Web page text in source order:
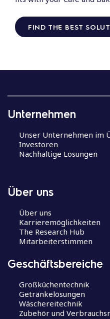
FIND THE BEST
Unternehmen
Unser Unternehmen im
Investoren
Nachhaltige Lösungen
Über uns
Über uns
Karrieremöglichkeiten
The Research Hub
Mitarbeiterstimmen
Geschäftsbereiche
Großküchentechnik
Getränkelösungen
Wäschereitechnik
Zubehör und